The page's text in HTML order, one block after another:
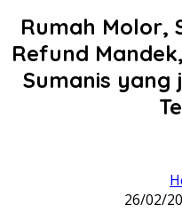
Rumah Molor,
Refund
Sumanis yang
26/02/